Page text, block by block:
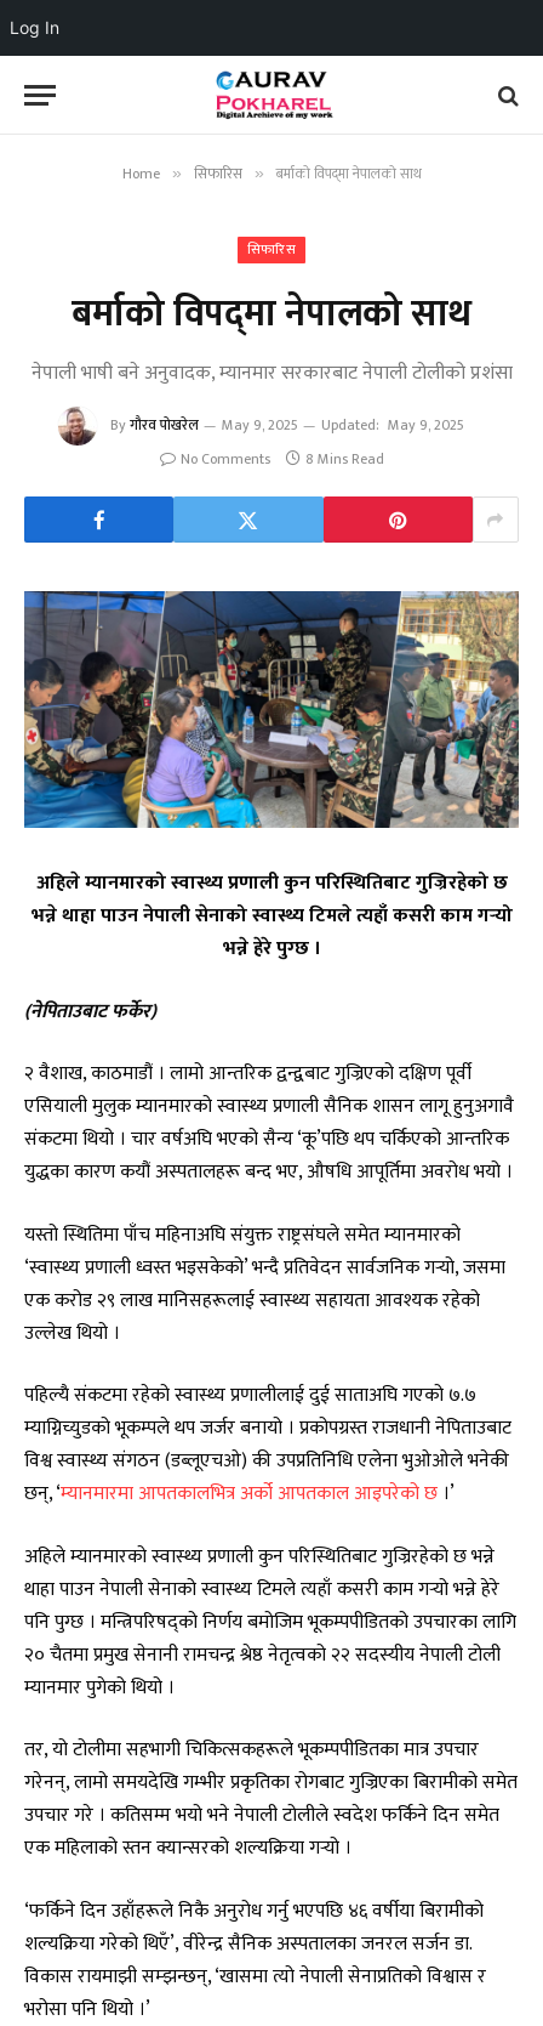
Log In
Home » सिफारिस » बर्माको विपद्‌मा नेपालको साथ
सिफारिस
बर्माको विपद्‌मा नेपालको साथ
नेपाली भाषी बने अनुवादक, म्यानमार सरकारबाट नेपाली टोलीको प्रशंसा
Byगौरव पोखरेल May 9, 2025 Updated: May 9, 2025
No Comments
8 Mins Read
अहिले म्यानमारको स्वास्थ्य प्रणाली कुन परिस्थितिबाट गुज्रिरहेको छ
भन्ने थाहा पाउन नेपाली सेनाको स्वास्थ्य टिमले त्यहाँ कसरी काम गर्‍यो
भन्ने हेरे पुग्छ ।
(नेपिताउबाट फर्केर)
२ वैशाख, काठमाडौं । लामो आन्तरिक द्वन्द्वबाट गुज्रिएको दक्षिण पूर्वी
एसियाली मुलुक म्यानमारको स्वास्थ्य प्रणाली सैनिक शासन लागू हुनुअगावै
संकटमा थियो । चार वर्षअघि भएको सैन्य ‘कू’पछि थप चर्किएको आन्तरिक
युद्धका कारण कयौं अस्पतालहरू बन्द भए, औषधि आपूर्तिमा अवरोध भयो ।
यस्तो स्थितिमा पाँच महिनाअघि संयुक्त राष्ट्रसंघले समेत म्यानमारको
‘स्वास्थ्य प्रणाली ध्वस्त भइसकेको’ भन्दै प्रतिवेदन सार्वजनिक गर्‍यो, जसमा
एक करोड २९ लाख मानिसहरूलाई स्वास्थ्य सहायता आवश्यक रहेको
उल्लेख थियो ।
पहिल्यै संकटमा रहेको स्वास्थ्य प्रणालीलाई दुई साताअघि गएको ७.७
म्याग्निच्युडको भूकम्पले थप जर्जर बनायो । प्रकोपग्रस्त राजधानी नेपिताउबाट
विश्व स्वास्थ्य संगठन (डब्लूएचओ) की उपप्रतिनिधि एलेना भुओओले भनेकी
छन्, ‘म्यानमारमा आपतकालभित्र अर्को आपतकाल आइपरेको छ ।’
अहिले म्यानमारको स्वास्थ्य प्रणाली कुन परिस्थितिबाट गुज्रिरहेको छ भन्ने
थाहा पाउन नेपाली सेनाको स्वास्थ्य टिमले त्यहाँ कसरी काम गर्‍यो भन्ने हेरे
पनि पुग्छ । मन्त्रिपरिषद्को निर्णय बमोजिम भूकम्पपीडितको उपचारका लागि
२० चैतमा प्रमुख सेनानी रामचन्द्र श्रेष्ठ नेतृत्वको २२ सदस्यीय नेपाली टोली
म्यानमार पुगेको थियो ।
तर, यो टोलीमा सहभागी चिकित्सकहरूले भूकम्पपीडितका मात्र उपचार
गरेनन्, लामो समयदेखि गम्भीर प्रकृतिका रोगबाट गुज्रिएका बिरामीको समेत
उपचार गरे । कतिसम्म भयो भने नेपाली टोलीले स्वदेश फर्किने दिन समेत
एक महिलाको स्तन क्यान्सरको शल्यक्रिया गर्‍यो ।
‘फर्किने दिन उहाँहरूले निकै अनुरोध गर्नु भएपछि ४६ वर्षीया बिरामीको
शल्यक्रिया गरेको थिएँ’, वीरेन्द्र सैनिक अस्पतालका जनरल सर्जन डा.
विकास रायमाझी सम्झन्छन्, ‘खासमा त्यो नेपाली सेनाप्रतिको विश्वास र
भरोसा पनि थियो ।’